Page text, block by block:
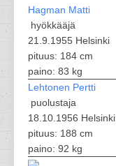
Hagman Matti
hyökkääjä
21.9.1955 Helsinki
pituus: 184 cm
paino: 83 kg
Lehtonen Pertti
puolustaja
18.10.1956 Helsinki
pituus: 188 cm
paino: 92 kg